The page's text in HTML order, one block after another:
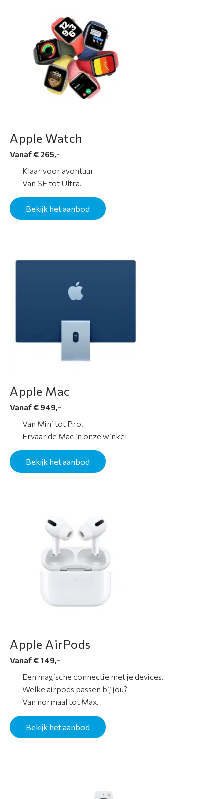
Apple Watch
Vanaf € 265,-
Klaar voor avontuur
Van SE tot Ultra.
Bekijk het aanbod
Apple Mac
Vanaf € 949,-
Van Mini tot Pro.
Ervaar de Mac in onze winkel
Bekijk het aanbod
Apple AirPods
Vanaf € 149,-
Een magische connectie met je devices.
Welke airpods passen bij jou?
Van normaal tot Max.
Bekijk het aanbod